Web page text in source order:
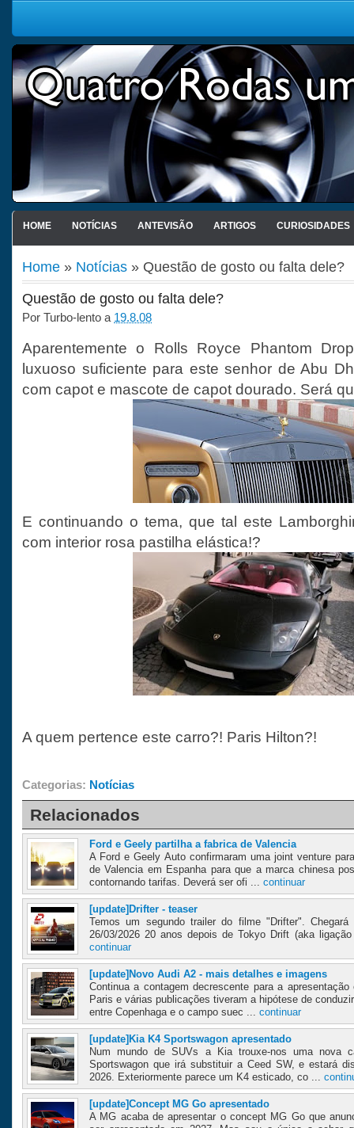
HOME NOTÍCIAS ANTEVISÃO ARTIGOS CURIOSIDADES
Home » Notícias » Questão de gosto ou falta dele?
Questão de gosto ou falta dele?
Por Turbo-lento a 19.8.08
Aparentemente o Rolls Royce Phantom
luxuoso suficiente para este senhor de Abu
com capot e mascote de capot dourado. Será
E continuando o tema, que tal este
com interior rosa pastilha elástica!?
A quem pertence este carro?! Paris Hilton?!
Categorias: Notícias
Relacionados
Ford e Geely partilha a fabrica de Valencia
A Ford e Geely Auto confirmaram uma joint venture
de Valencia em Espanha para que a marca chinesa
contornando tarifas. Deverá ser ofi ... continuar
[update]Drifter - teaser
Temos um segundo trailer do filme "Drifter".
26/03/2026 20 anos depois de Tokyo Drift (aka
continuar
[update]Novo Audi A2 - mais detalhes e imagens
Continua a contagem decrescente para a
Paris e várias publicações tiveram a hipótese de
entre Copenhaga e o campo suec ... continuar
[update]Kia K4 Sportswagon apresentado
Num mundo de SUVs a Kia trouxe-nos uma nova
Sportswagon que irá substituir a Ceed SW, e estará
2026. Exteriormente parece um K4 esticado, co ...
[update]Concept MG Go apresentado
A MG acaba de apresentar o concept MG Go que